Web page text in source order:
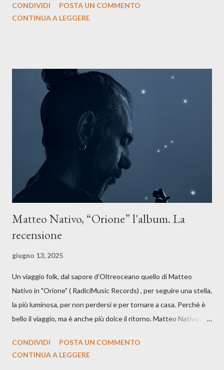
testo ibrido tra italiano e siciliano, e un’urgenza espressiva che
La canzone racconta la difficoltà di creare, e perfino di esistere,
sotto il peso della realtà. Ma lo fa cercando una via d’uscita, una
forma di assoluzione, nel vivere e nel suonare, nel trovare respiro
anche quando l’aria sembra farsi più densa. Il brano è anche una
dichiarazione d’intenti: Cico Messina apre il suo nuovo percorso
artistico con una composizi...
CONDIVIDI
POSTA UN COMMENTO
CONTINUA A LEGGERE
Matteo Nativo, “Orione” l'album. La
recensione
giugno 13, 2025
Un viaggio folk, dal sapore d'Oltreoceano quello di Matteo
Nativo in "Orione" ( RadiciMusic Records) , per seguire una stella,
la più luminosa, per non perdersi e per tornare a casa. Perchè è
bello il viaggio, ma è anche più dolce il ritorno. Matteo Nativo per
indubbiamente matura e consapevole oltre che con ottimi
CONDIVIDI
POSTA UN COMMENTO
CONTINUA A LEGGERE